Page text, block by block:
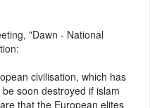
"Dawn - National
civilisation, which has
soon destroyed if islam
that the European elites